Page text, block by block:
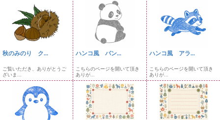
秋のみのり ク...
ご覧いただき、ありがとうご
ざいま...
ハンコ風 パン...
こちらのページを開いて頂き
ありが...
ハンコ風 アラ...
こちらのページを開いて頂き
ありが...